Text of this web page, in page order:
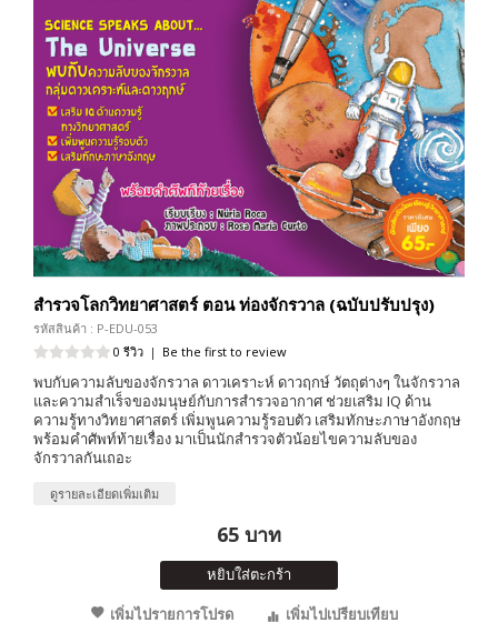
สำรวจโลกวิทยาศาสตร์ ตอน ท่องจักรวาล (ฉบับปรับปรุง)
รหัสสินค้า : P-EDU-053
0 รีวิว | Be the first to review
พบกับความลับของจักรวาล ดาวเคราะห์ ดาวฤกษ์ วัตถุต่างๆ ในจักรวาล
และความสำเร็จของมนุษย์กับการสำรวจอากาศ ช่วยเสริม IQ ด้าน
ความรู้ทางวิทยาศาสตร์ เพิ่มพูนความรู้รอบตัว เสริมทักษะภาษาอังกฤษ
พร้อมคำศัพท์ท้ายเรื่อง มาเป็นนักสำรวจตัวน้อยไขความลับของ
จักรวาลกันเถอะ
ดูรายละเอียดเพิ่มเติม
65 บาท
หยิบใส่ตะกร้า
เพิ่มไปรายการโปรด
เพิ่มไปเปรียบเทียบ